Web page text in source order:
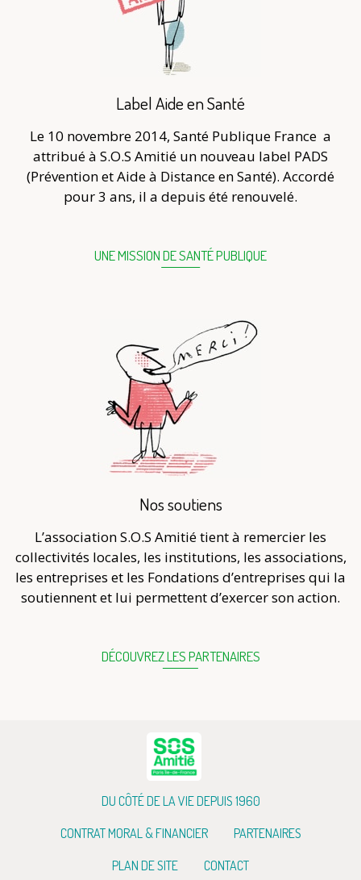
Label Aide en Santé
Le 10 novembre 2014, Santé Publique France a
attribué à S.O.S Amitié un nouveau label PADS
(Prévention et Aide à Distance en Santé). Accordé
pour 3 ans, il a depuis été renouvelé.
UNE MISSION DE SANTÉ PUBLIQUE
Nos soutiens
L’association S.O.S Amitié tient à remercier les
collectivités locales, les institutions, les associations,
les entreprises et les Fondations d’entreprises qui la
soutiennent et lui permettent d’exercer son action.
DÉCOUVREZ LES PARTENAIRES
DU CÔTÉ DE LA VIE DEPUIS 1960
CONTRAT MORAL & FINANCIER
PARTENAIRES
PLAN DE SITE
CONTACT